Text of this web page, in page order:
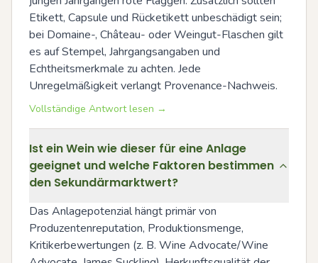
Etikett, Capsule und Rücketikett unbeschädigt sein;
bei Domaine-, Château- oder Weingut-Flaschen gilt
es auf Stempel, Jahrgangsangaben und
Echtheitsmerkmale zu achten. Jede
Unregelmäßigkeit verlangt Provenance-Nachweis.
Vollständige Antwort lesen →
Ist ein Wein wie dieser für eine Anlage
geeignet und welche Faktoren bestimmen
den Sekundärmarktwert?
Das Anlagepotenzial hängt primär von
Produzentenreputation, Produktionsmenge,
Kritikerbewertungen (z. B. Wine Advocate/Wine